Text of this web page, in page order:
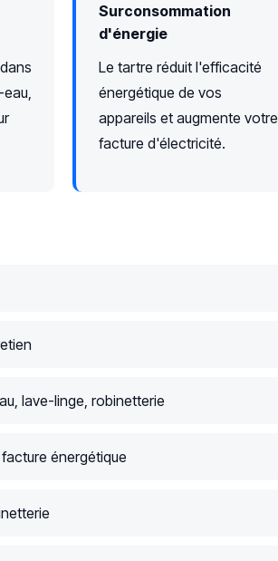
Surconsommation
d'énergie
Le tartre réduit l'efficacité
énergétique de vos
appareils et augmente votre
facture d'électricité.
lave-linge, robinetterie
énergétique